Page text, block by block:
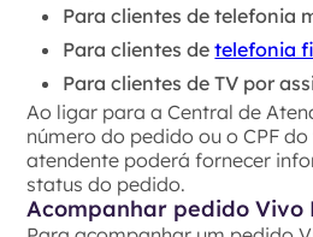
Para clientes de telefonia
Para clientes detelefonia
Para clientes de TV por
Ao ligar para a Central de
número do pedido ou o CPF
atendente poderá fornecer
status do pedido.
Acompanhar pedido Vivo